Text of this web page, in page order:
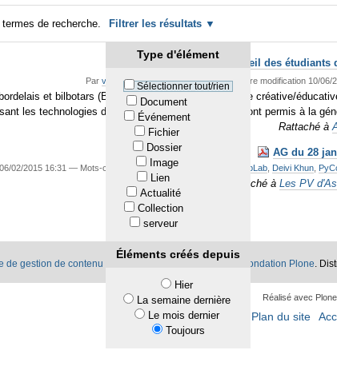
de recherche. Filtrer les résultats
Type d'élément
Sélectionner tout/rien
Document
Événement
Fichier
Dossier
Image
Lien
Actualité
Collection
serveur
Éléments créés depuis
Hier
La semaine dernière
Le mois dernier
Toujours
Accueil des étudiants
Par voileux —publié08/06/2014—Dernière modification10/06/
et bilbotars (Bilbao). BioBx et une expérience créative/
les technologies d’avant-garde. Ces réalisations ont permis à la
Rattaché à
AG du 28
02/2015 16:31 — Mots-clés associés :Compte rendu AG FabLab, Deivi Khun,
Rattaché à Les PV
de gestion de contenu libre Plone ® appartiennent à la Fondation Plone .
Réalisé avec
Plan du site